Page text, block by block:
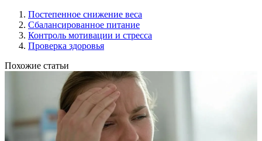
Постепенное снижение веса
Сбалансированное питание
Контроль мотивации и стресса
Проверка здоровья
Похожие статьи